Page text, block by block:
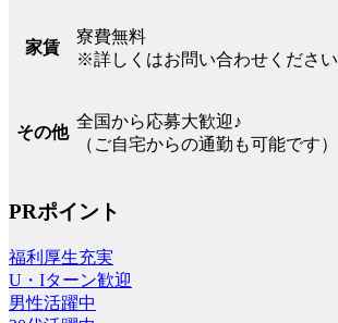
家賃
寮費無料
※詳しくはお問い合わせください
その他
全国から応募大歓迎♪
（ご自宅からの通勤も可能です）
PRポイント
福利厚生充実
U・Iターン歓迎
男性活躍中